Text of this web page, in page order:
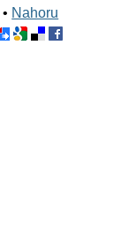
• Nahoru